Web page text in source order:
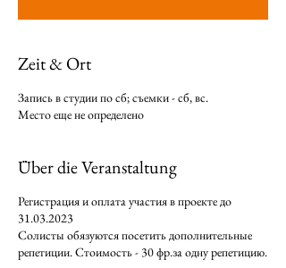
Zeit & Ort
Запись в студии по сб; съемки - сб, вс.
Место еще не определено
Über die Veranstaltung
Регистрация и оплата участия в проекте до
31.03.2023
Солисты обязуются посетить дополнительные
репетиции. Стоимость - 30 фр.за одну репетицию.